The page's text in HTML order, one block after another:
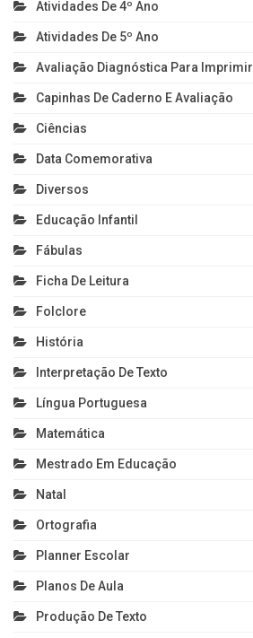
Atividades De 4º Ano
Atividades De 5º Ano
Avaliação Diagnóstica Para Imprimir
Capinhas De Caderno E Avaliação
Ciências
Data Comemorativa
Diversos
Educação Infantil
Fábulas
Ficha De Leitura
Folclore
História
Interpretação De Texto
Língua Portuguesa
Matemática
Mestrado Em Educação
Natal
Ortografia
Planner Escolar
Planos De Aula
Produção De Texto